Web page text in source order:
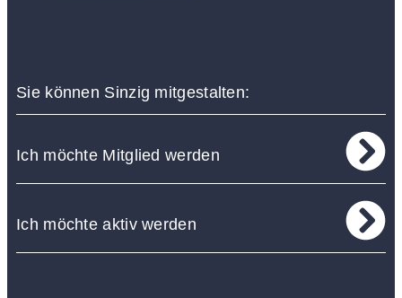
Sie können Sinzig mitgestalten:
Ich möchte Mitglied werden
Ich möchte aktiv werden